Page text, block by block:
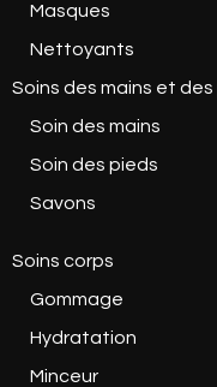
Masques
Nettoyants
Soins des mains et des
Soin des mains
Soin des pieds
Savons
Soins corps
Gommage
Hydratation
Minceur